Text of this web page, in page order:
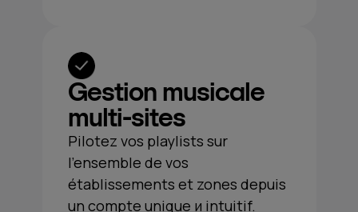
Gestion musicale
multi-sites
Pilotez vos playlists sur
l'ensemble de vos
établissements et zones depuis
un compte unique и intuitif.